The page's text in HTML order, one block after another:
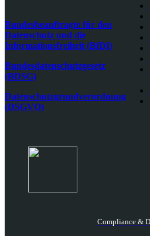
Bundesbeauftragte für den
Datenschutz und die
Informationsfreiheit (BfDI)
Bundesdatenschutzgesetz
(BDSG)
Datenschutzgrundverordnung
(DSGVO)
Compliance &